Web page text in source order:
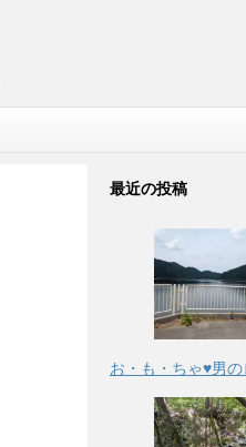
最近の投稿
お・も・ちゃ♥男